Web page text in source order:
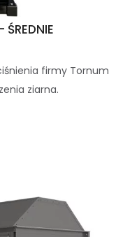
firmy Tornum
ziarna.